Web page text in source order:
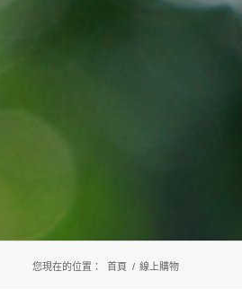
您現在的位置： 首頁 / 線上購物